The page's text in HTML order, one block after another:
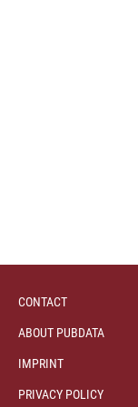
CONTACT
ABOUT PUBDATA
IMPRINT
PRIVACY POLICY